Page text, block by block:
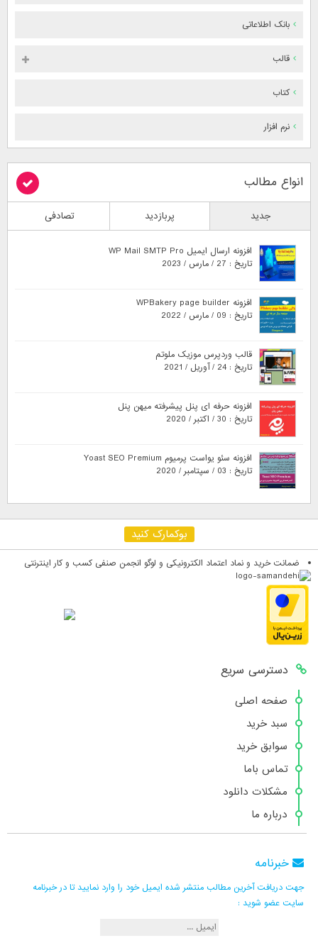
بانک اطلاعاتی
قالب
کتاب
نرم افزار
انواع مطالب
جدید پربازدید تصادفی
افزونه ارسال ایمیل WP Mail SMTP Pro
تاریخ : 27 / مارس / 2023
افزونه WPBakery page builder
تاریخ : 09 / مارس / 2022
قالب وردپرس موزیک ملوتم
تاریخ : 24 / آوریل / 2021
افزونه حرفه ای پنل پیشرفته میهن پنل
تاریخ : 30 / اکتبر / 2020
افزونه سئو یواست پرمیوم Yoast SEO Premium
تاریخ : 03 / سپتامبر / 2020
بوکمارک کنید
ضمانت خرید و نماد اعتماد الکترونیکی و لوگو انجمن صنفی کسب و کار اینترنتی
دسترسی سریع
صفحه اصلی
سبد خرید
سوابق خرید
تماس باما
مشکلات دانلود
درباره ما
خبرنامه
جهت دریافت آخرین مطالب منتشر شده ایمیل خود را وارد نمایید تا در خبرنامه
سایت عضو شوید :